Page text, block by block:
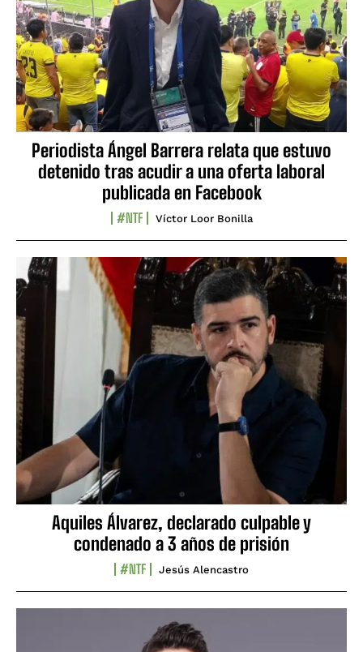
Periodista Ángel Barrera relata que estuvo
detenido tras acudir a una oferta laboral
publicada en Facebook
#NTF Víctor Loor Bonilla
Aquiles Álvarez, declarado culpable y
condenado a 3 años de prisión
#NTF Jesús Alencastro